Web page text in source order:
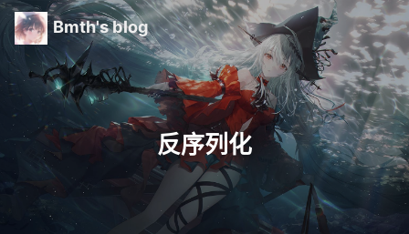
Bmth's blog
反序列化